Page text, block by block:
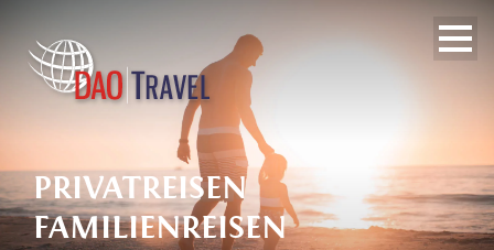
PRIVATREISEN
FAMILIENREISEN